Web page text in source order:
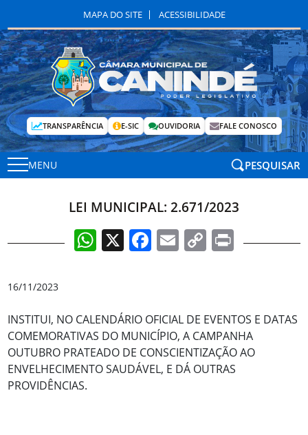
MAPA DO SITE ACESSIBILIDADE
TRANSPARÊNCIA E-SIC OUVIDORIA FALE CONOSCO
MENU PESQUISAR
LEI MUNICIPAL: 2.671/2023
WhatsApp
X Facebook
EmailCopyPrint
16/11/2023
INSTITUI, NO CALENDÁRIO OFICIAL DE EVENTOS E DATAS
COMEMORATIVAS DO MUNICÍPIO, A CAMPANHA
OUTUBRO PRATEADO DE CONSCIENTIZAÇÃO AO
ENVELHECIMENTO SAUDÁVEL, E DÁ OUTRAS
PROVIDÊNCIAS.